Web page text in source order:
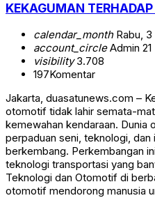
KEKAGUMAN
calendar_monthRabu, 3
account_circleAdmin 21
visibility3.708
197Komentar
Jakarta, duasatunews.com –
otomotif tidak lahir semata-
kemewahan kendaraan. Dunia
perpaduan seni, teknologi, dan
berkembang. Perkembangan
teknologi transportasi yang
Teknologi dan Otomotif di
otomotif mendorong manusia